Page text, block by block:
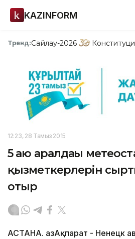
KAZINFORM
Тренд:Сайлау-2026
12:23, 28 Тамыз 2015
5 аю аралдағы
қызметкерлерін
отыр
АСТАНА. ҚазАқпарат - Ненецк